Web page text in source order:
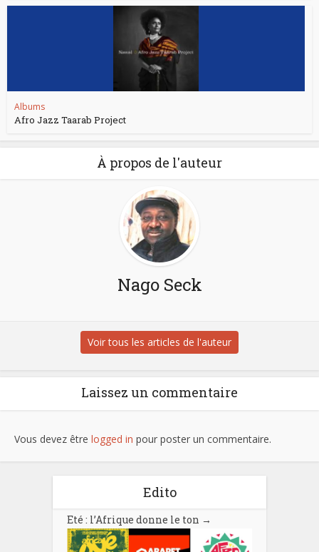
Albums
Afro Jazz Taarab Project
À propos de l'auteur
Nago Seck
Voir tous les articles de l'auteur
Laissez un commentaire
Vous devez être logged in pour poster un commentaire.
Edito
Eté : l’Afrique donne le ton →